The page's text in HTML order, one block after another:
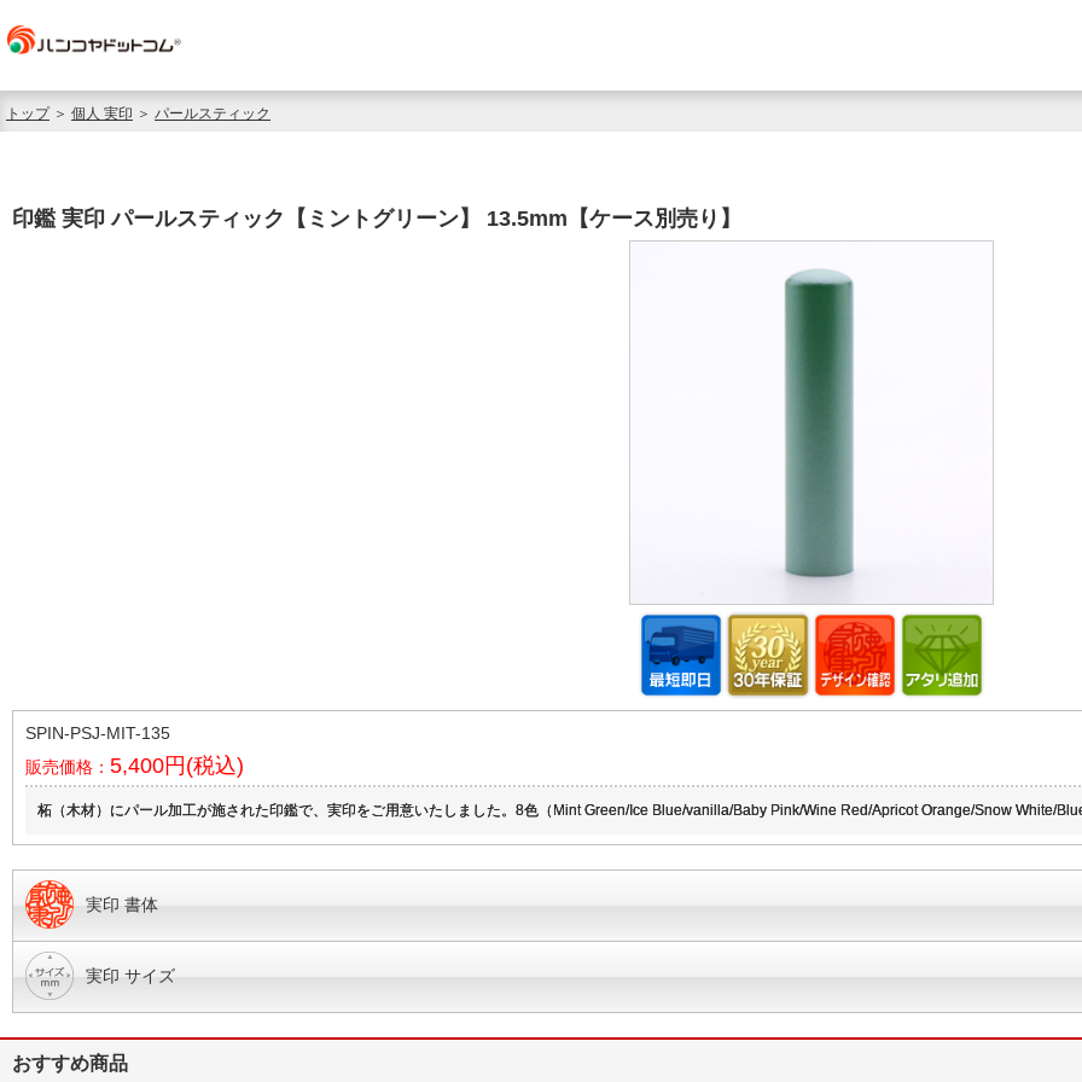
トップ＞ 個人 実印 ＞ パールスティック
印鑑 実印 パールスティック【ミントグリーン】 13.5mm【ケース別売り】
SPIN-PSJ-MIT-135
販売価格： 5,400円(税込)
柘（木材）にパール加工が施された印鑑で、実印をご用意いたしました。8色（Mint Green/Ice Blue/vanilla/Baby Pink/Wine Red/Apricot Orange/Snow White/
実印 書体
実印 サイズ
おすすめ商品